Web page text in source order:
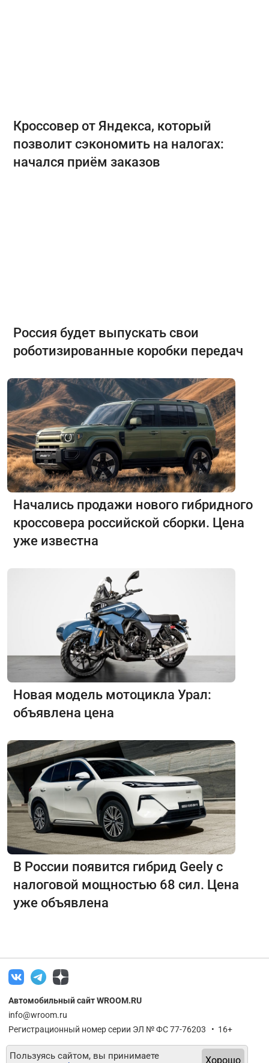
Кроссовер от Яндекса, который
позволит сэкономить на налогах:
начался приём заказов
Россия будет выпускать свои
роботизированные коробки передач
Начались продажи нового гибридного
кроссовера российской сборки. Цена
уже известна
Новая модель мотоцикла Урал:
объявлена цена
В России появится гибрид Geely с
налоговой мощностью 68 сил. Цена
уже объявлена
Автомобильный сайт WROOM.RU
info@wroom.ru
Регистрационный номер серии ЭЛ № ФС 77-76203 • 16+
Пользуясь сайтом, вы принимаете
Хорошо